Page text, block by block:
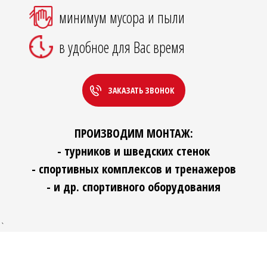
минимум мусора и пыли
в удобное для Вас время
ЗАКАЗАТЬ ЗВОНОК
ПРОИЗВОДИМ МОНТАЖ:
- турников и шведских стенок
- спортивных комплексов и тренажеров
- и др. спортивного оборудования
`